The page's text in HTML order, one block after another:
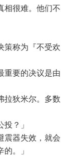
相很难。他们不
策称为『不受欢
重要的决议是由
拉狄米尔。多数
？」
震器失效，就会
。」